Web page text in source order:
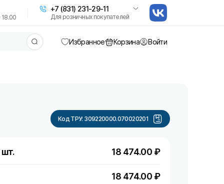
+7 (831) 231-29-11
Для розничных покупателей
Избранное Корзина Войти
Код ТРУ: 309220000.070020201
шт. 18 474.00 ₽
18 474.00 ₽